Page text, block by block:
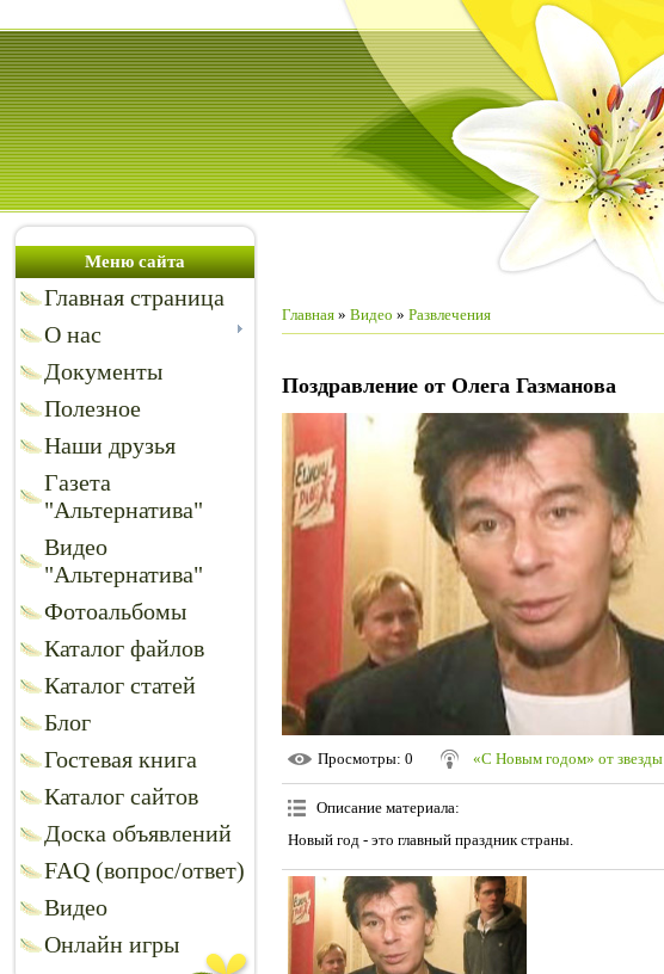
Меню сайта
Главная страница
О нас
Документы
Полезное
Наши друзья
Газета
"Альтернатива"
Видео
"Альтернатива"
Фотоальбомы
Каталог файлов
Каталог статей
Блог
Гостевая книга
Каталог сайтов
Доска объявлений
FAQ (вопрос/ответ)
Видео
Онлайн игры
Главная » Видео » Развлечения
Поздравление от Олега Газманова
Просмотры: 0 «С Новым годом» от звезды
Описание материала:
Новый год - это главный праздник страны.